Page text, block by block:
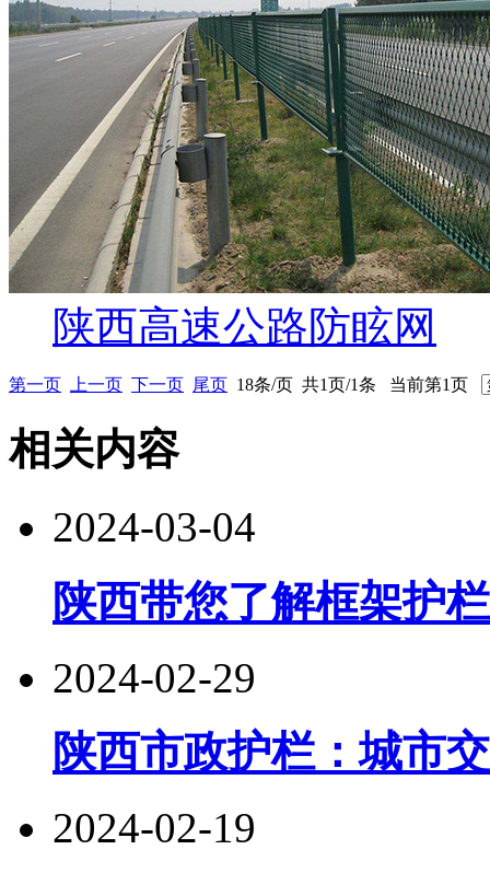
陕西高速公路防眩网
第一页 上一页 下一页 尾页 18条/页 共1页/1条 当前第1页
相关内容
2024-03-04
陕西带您了解框架护
2024-02-29
陕西市政护栏：城市
2024-02-19